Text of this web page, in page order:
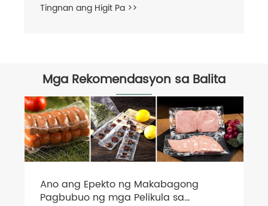
Tingnan ang Higit Pa >>
Mga Rekomendasyon sa Balita
Ano ang Epekto ng Makabagong
Pagbubuo ng mga Pelikula sa